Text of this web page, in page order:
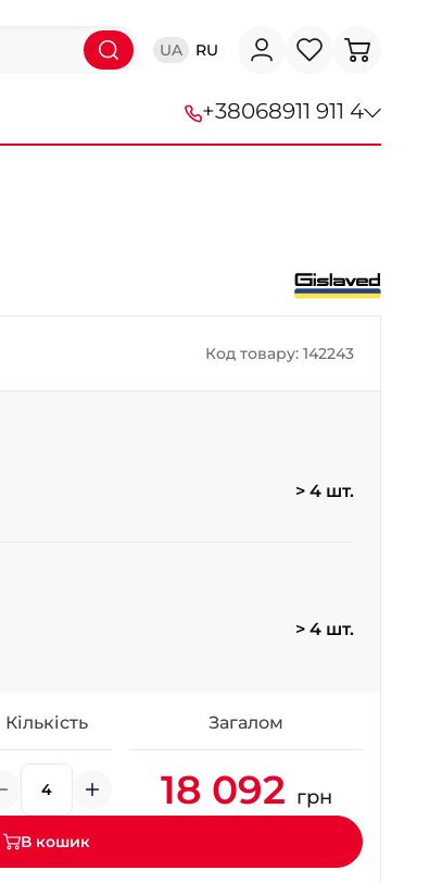
UA RU
+38068911 911 4
+38 (095) 276-44-44
+38 (050)-911-911-2
+38 (068)-923-74-19
Код товару: 142243
> 4 шт.
> 4 шт.
Кількість Загалом
18 092 грн
В кошик